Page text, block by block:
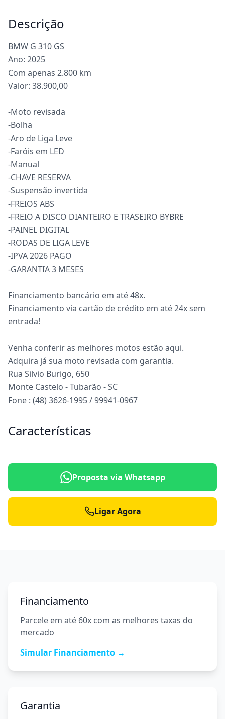
Descrição
BMW G 310 GS
Ano: 2025
Com apenas 2.800 km
Valor: 38.900,00
-Moto revisada
-Bolha
-Aro de Liga Leve
-Faróis em LED
-Manual
-CHAVE RESERVA
-Suspensão invertida
-FREIOS ABS
-FREIO A DISCO DIANTEIRO E TRASEIRO BYBRE
-PAINEL DIGITAL
-RODAS DE LIGA LEVE
-IPVA 2026 PAGO
-GARANTIA 3 MESES
Financiamento bancário em até 48x.
Financiamento via cartão de crédito em até 24x sem
entrada!
Venha conferir as melhores motos estão aqui.
Adquira já sua moto revisada com garantia.
Rua Silvio Burigo, 650
Monte Castelo - Tubarão - SC
Fone : (48) 3626-1995 / 99941-0967
Características
Proposta via Whatsapp
Ligar Agora
Financiamento
Parcele em até 60x com as melhores taxas do
mercado
Simular Financiamento →
Garantia